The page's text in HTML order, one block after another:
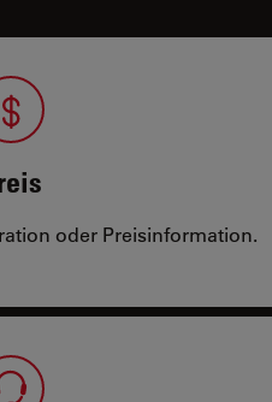
oder Preisinformation.